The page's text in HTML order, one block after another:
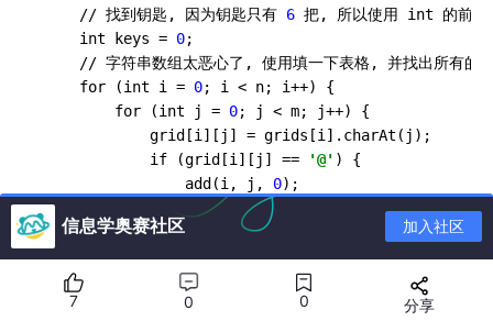
    // 找到钥匙, 因为钥匙只有
6 把, 所以使用 int 的前
    int keys =
0;
// 字符串数组太恶心了, 使用填一下表格, 并找出所有的
    for (int i =
0; i < n; i++) {
        for (int j =
0; j < m; j++) {
            grid[i][j] = grids[i].charAt(j);
            if (grid[i][j] ==
'@' ) {
                add(i, j,
0);
                // 标记这个点已经走过了
                vis[i][j][
            }
            if (grid[i][j] >=
'A'
&& grid[i][j] <=
                // 位运算添加
信息学奥赛社区 加入社区
7 0
0 分享